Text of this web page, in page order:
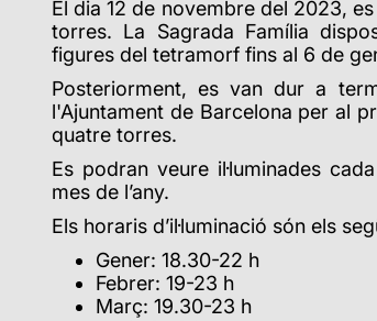
El dia 12 de novembre del 2023,
torres. La Sagrada Família
figures del tetramorf fins al 6 de
Posteriorment, es van dur a
l'Ajuntament de Barcelona per al
quatre torres.
Es podran veure il·luminades
mes de l’any.
Els horaris d’il·luminació són els
Gener: 18.30-22 h
Febrer: 19-23 h
Març: 19.30-23 h